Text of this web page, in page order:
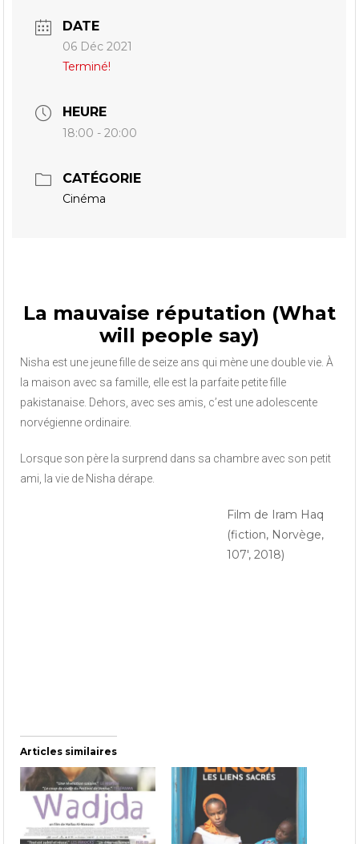
DATE
06 Déc 2021
Terminé!
HEURE
18:00 - 20:00
CATÉGORIE
Cinéma
La mauvaise réputation (What
will people say)
Nisha est une jeune fille de seize ans qui mène une double vie. À
la maison avec sa famille, elle est la parfaite petite fille
pakistanaise. Dehors, avec ses amis, c’est une adolescente
norvégienne ordinaire.
Lorsque son père la surprend dans sa chambre avec son petit
ami, la vie de Nisha dérape.
Film de Iram Haq
(fiction, Norvège,
107′, 2018)
Articles similaires